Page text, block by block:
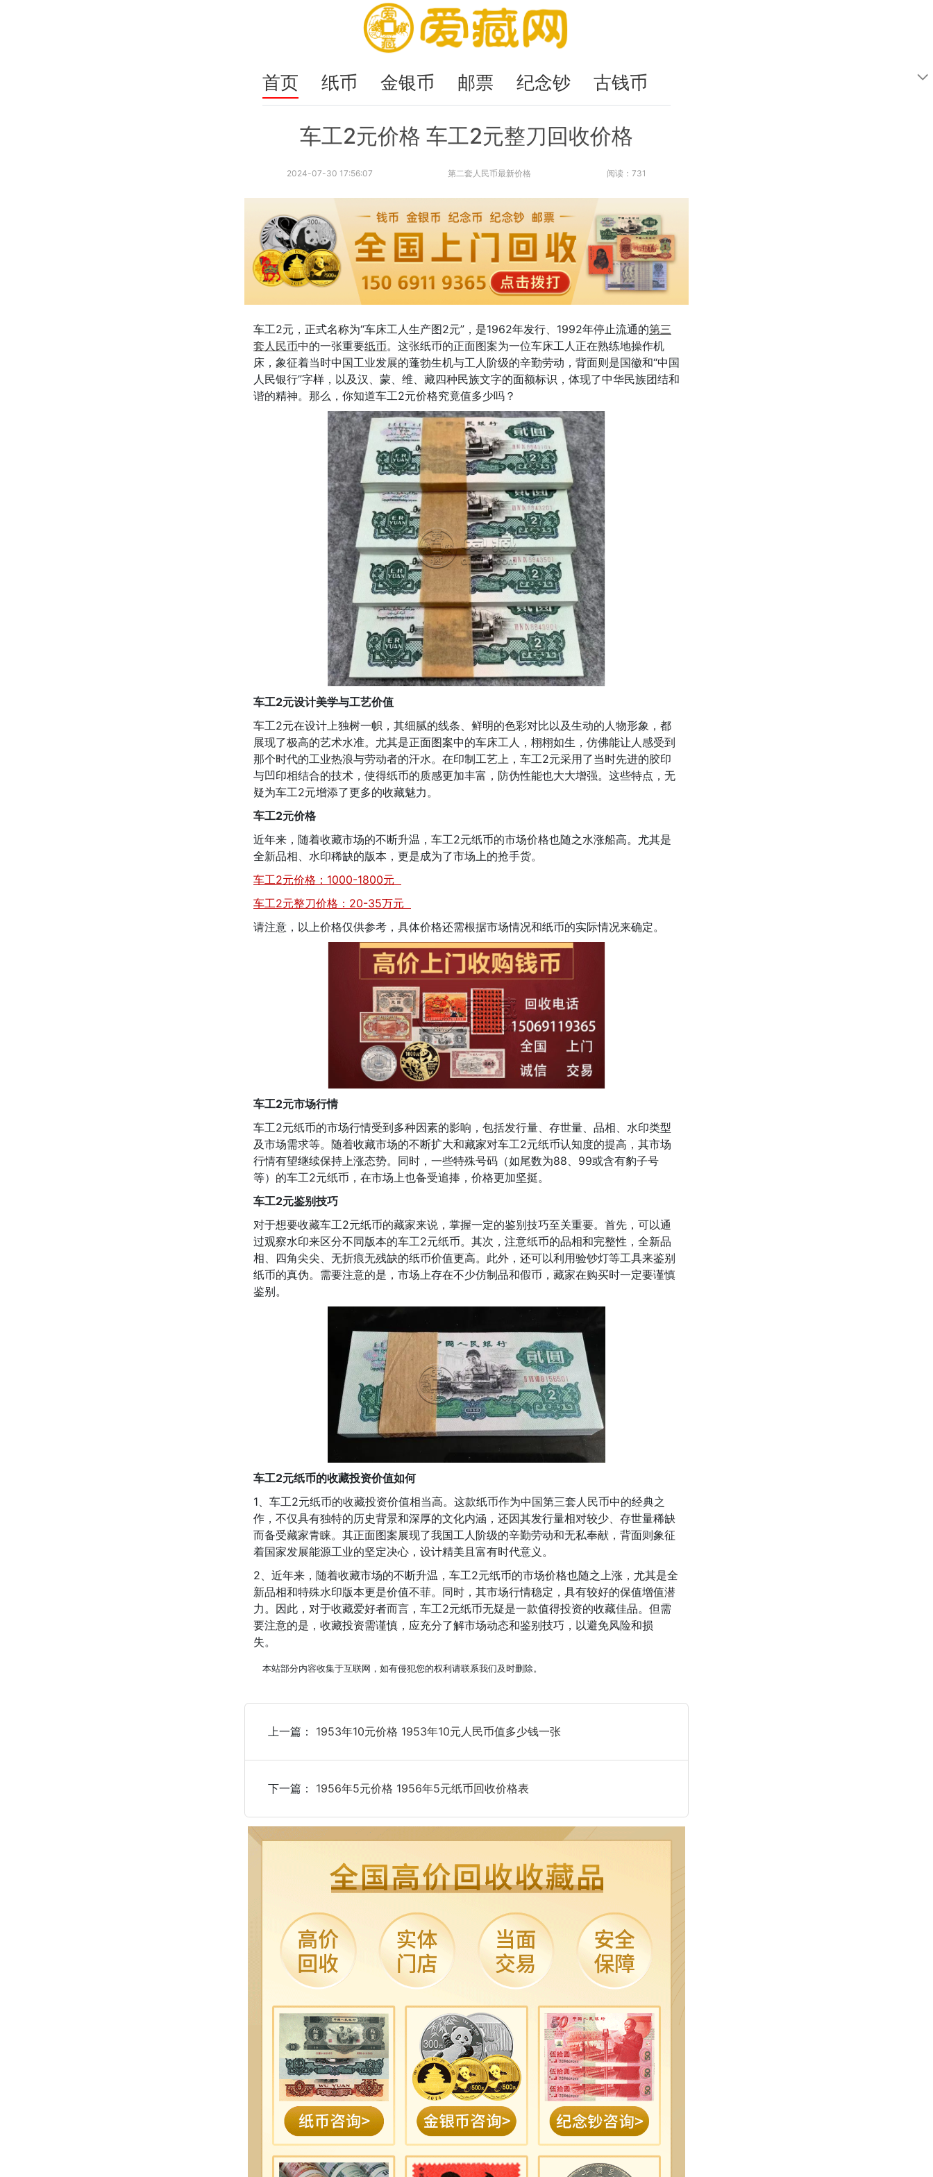
首页 纸币 金银币 邮票 纪念钞 古钱币
车工2元价格 车工2元整刀回收价格
2024-07-30 17:56:07 第二套人民币最新价格 阅读：731
车工2元，正式名称为“车床工人生产图2元”，是1962年发行、1992年停止流通的第三
套人民币中的一张重要纸币。这张纸币的正面图案为一位车床工人正在熟练地操作机
床，象征着当时中国工业发展的蓬勃生机与工人阶级的辛勤劳动，背面则是国徽和“中国
人民银行”字样，以及汉、蒙、维、藏四种民族文字的面额标识，体现了中华民族团结和
谐的精神。那么，你知道车工2元价格究竟值多少吗？
车工2元设计美学与工艺价值
车工2元在设计上独树一帜，其细腻的线条、鲜明的色彩对比以及生动的人物形象，都
展现了极高的艺术水准。尤其是正面图案中的车床工人，栩栩如生，仿佛能让人感受到
那个时代的工业热浪与劳动者的汗水。在印制工艺上，车工2元采用了当时先进的胶印
与凹印相结合的技术，使得纸币的质感更加丰富，防伪性能也大大增强。这些特点，无
疑为车工2元增添了更多的收藏魅力。
车工2元价格
近年来，随着收藏市场的不断升温，车工2元纸币的市场价格也随之水涨船高。尤其是
全新品相、水印稀缺的版本，更是成为了市场上的抢手货。
车工2元价格：1000-1800元
车工2元整刀价格：20-35万元
请注意，以上价格仅供参考，具体价格还需根据市场情况和纸币的实际情况来确定。
车工2元市场行情
车工2元纸币的市场行情受到多种因素的影响，包括发行量、存世量、品相、水印类型
及市场需求等。随着收藏市场的不断扩大和藏家对车工2元纸币认知度的提高，其市场
行情有望继续保持上涨态势。同时，一些特殊号码（如尾数为88、99或含有豹子号
等）的车工2元纸币，在市场上也备受追捧，价格更加坚挺。
车工2元鉴别技巧
对于想要收藏车工2元纸币的藏家来说，掌握一定的鉴别技巧至关重要。首先，可以通
过观察水印来区分不同版本的车工2元纸币。其次，注意纸币的品相和完整性，全新品
相、四角尖尖、无折痕无残缺的纸币价值更高。此外，还可以利用验钞灯等工具来鉴别
纸币的真伪。需要注意的是，市场上存在不少仿制品和假币，藏家在购买时一定要谨慎
鉴别。
车工2元纸币的收藏投资价值如何
1、车工2元纸币的收藏投资价值相当高。这款纸币作为中国第三套人民币中的经典之
作，不仅具有独特的历史背景和深厚的文化内涵，还因其发行量相对较少、存世量稀缺
而备受藏家青睐。其正面图案展现了我国工人阶级的辛勤劳动和无私奉献，背面则象征
着国家发展能源工业的坚定决心，设计精美且富有时代意义。
2、近年来，随着收藏市场的不断升温，车工2元纸币的市场价格也随之上涨，尤其是全
新品相和特殊水印版本更是价值不菲。同时，其市场行情稳定，具有较好的保值增值潜
力。因此，对于收藏爱好者而言，车工2元纸币无疑是一款值得投资的收藏佳品。但需
要注意的是，收藏投资需谨慎，应充分了解市场动态和鉴别技巧，以避免风险和损
失。
本站部分内容收集于互联网，如有侵犯您的权利请联系我们及时删除。
上一篇： 1953年10元价格 1953年10元人民币值多少钱一张
下一篇： 1956年5元价格 1956年5元纸币回收价格表